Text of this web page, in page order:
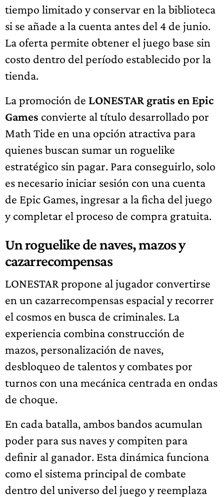
tiempo limitado y conservar en la biblioteca
si se añade a la cuenta antes del 4 de junio.
La oferta permite obtener el juego base sin
costo dentro del período establecido por la
tienda.
La promoción de LONESTAR gratis en Epic
Games convierte al título desarrollado por
Math Tide en una opción atractiva para
quienes buscan sumar un roguelike
estratégico sin pagar. Para conseguirlo, solo
es necesario iniciar sesión con una cuenta
de Epic Games, ingresar a la ficha del juego
y completar el proceso de compra gratuita.
Un roguelike de naves, mazos y
cazarrecompensas
LONESTAR propone al jugador convertirse
en un cazarrecompensas espacial y recorrer
el cosmos en busca de criminales. La
experiencia combina construcción de
mazos, personalización de naves,
desbloqueo de talentos y combates por
turnos con una mecánica centrada en ondas
de choque.
En cada batalla, ambos bandos acumulan
poder para sus naves y compiten para
definir al ganador. Esta dinámica funciona
como el sistema principal de combate
dentro del universo del juego y reemplaza